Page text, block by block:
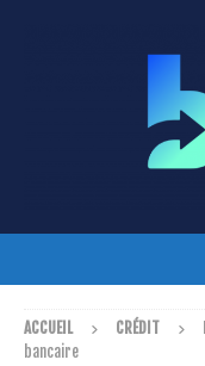
ACCUEIL CRÉDIT
bancaire